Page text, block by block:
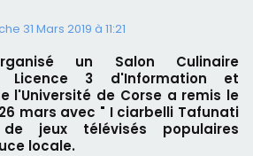
31 Mars 2019 à 11:21
un Salon Culinaire
Licence 3 d'Information et
l'Université de Corse a remis le
mars avec " I ciarbelli Tafunati
jeux télévisés populaires
locale.